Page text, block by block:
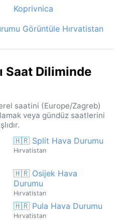
Koprivnica
Görüntüle Hırvatistan
Saat Diliminde
saatini (Europe/Zagreb)
veya gündüz saatlerini
🇭🇷 Split Hava Durumu
Hırvatistan
🇭🇷 Osijek Hava
Durumu
Hırvatistan
🇭🇷 Pula Hava Durumu
Hırvatistan